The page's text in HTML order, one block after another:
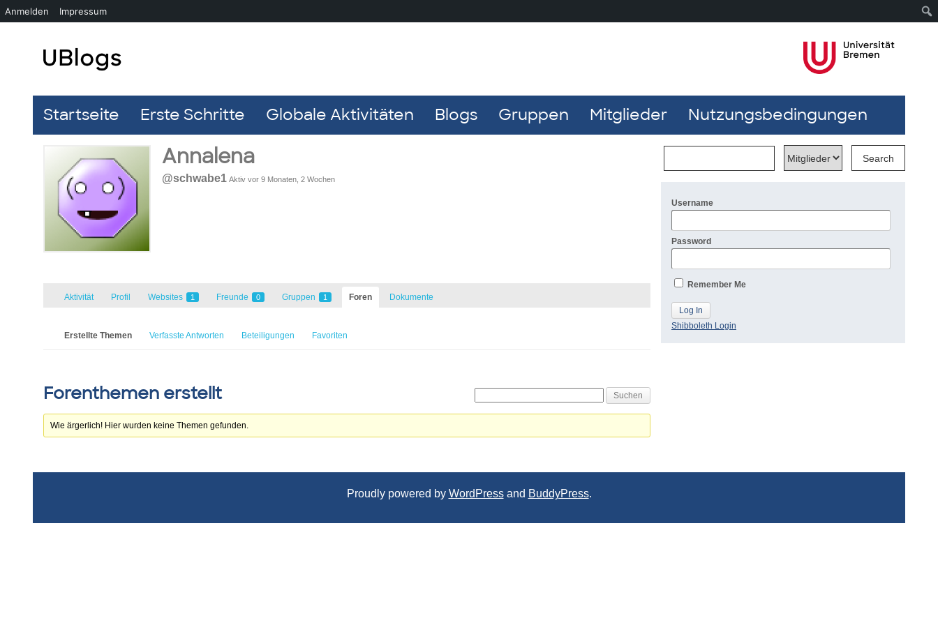
Startseite Erste Schritte Globale Aktivitäten Blogs Gruppen Mitglieder Nutzungsbedingungen
Annalena
@schwabe1 Aktiv vor 9 Monaten, 2 Wochen
Aktivität Profil Websites 1 Freunde 0 Gruppen 1 Foren Dokumente
Erstellte Themen Verfasste Antworten Beteiligungen Favoriten
Forenthemen erstellt
Wie ärgerlich! Hier wurden keine Themen gefunden.
Username
Password
Remember Me
Shibboleth Login
Proudly powered by WordPressand BuddyPress.
Anmelden Impressum